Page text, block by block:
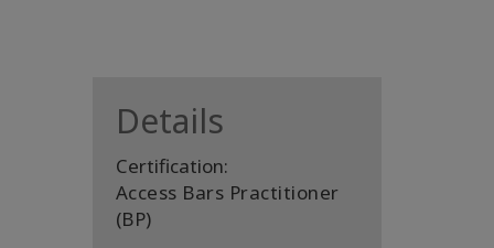
Details
Certification:
Access Bars Practitioner
(BP)